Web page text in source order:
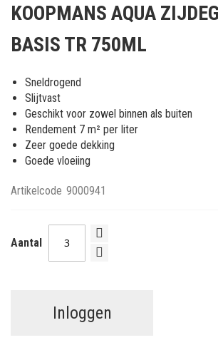
het
van
afbeeldingen-
gallerij
KOOPMANS AQUA
BASIS TR 750ML
Sneldrogend
Slijtvast
Geschikt voor zowel binnen als buiten
Rendement 7 m² per liter
Zeer goede dekking
Goede vloeiing
Artikelcode 9000941
Aantal
Inloggen